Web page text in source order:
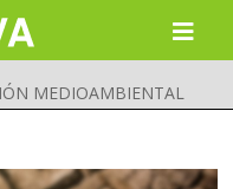
MEDIOAMBIENTAL